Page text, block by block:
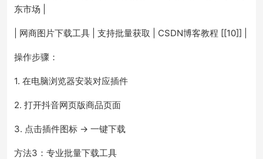
东市场 |
| 网商图片下载工具 | 支持批量获取 | CSDN博客教程 [[10]] |
操作步骤：
1. 在电脑浏览器安装对应插件
2. 打开抖音网页版商品页面
3. 点击插件图标 → 一键下载
方法3：专业批量下载工具